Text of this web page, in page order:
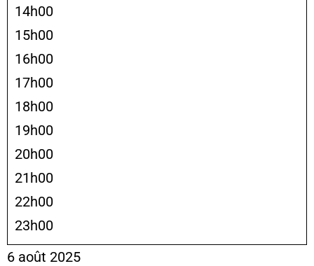
14h00
15h00
16h00
17h00
18h00
19h00
20h00
21h00
22h00
23h00
6 août 2025